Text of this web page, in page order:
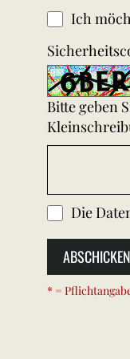
Ich
Bitte geben
Die
ABSCHICKEN
* =